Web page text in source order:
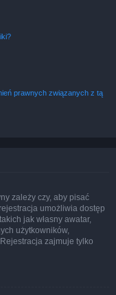
prawnych związanych z tą
zależy czy, aby pisać
umożliwia dostęp
jak własny awatar,
użytkowników,
zajmuje tylko